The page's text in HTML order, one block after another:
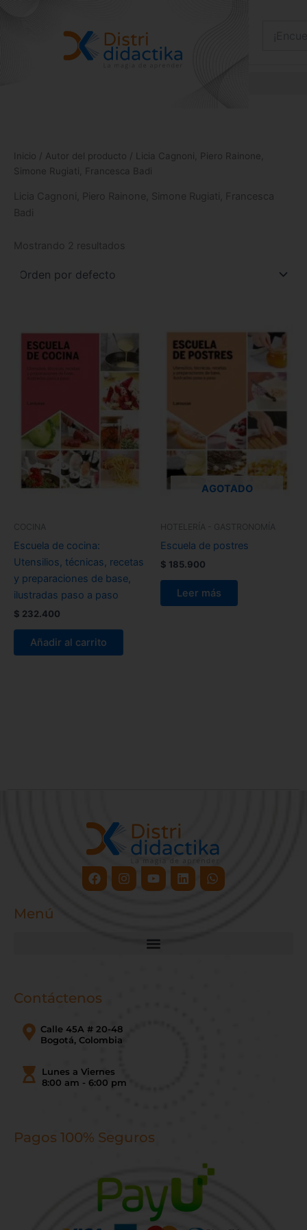
Inicio / Autor del producto / Licia Cagnoni, Piero Rainone,
Simone Rugiati, Francesca Badi
Licia Cagnoni, Piero Rainone, Simone Rugiati, Francesca
Badi
Mostrando 2 resultados
COCINA
Escuela de cocina:
Utensilios, técnicas, recetas
y preparaciones de base,
ilustradas paso a paso
$ 232.400
Añadir al carrito
AGOTADO
HOTELERÍA - GASTRONOMÍA
Escuela de postres
$ 185.900
Leer más
FacebookInstagram
YoutubeLinkedinWhatsapp
Menú
Contáctenos
Calle 45A # 20-48
Bogotá, Colombia
Lunes a Viernes
8:00 am - 6:00 pm
Pagos 100% Seguros